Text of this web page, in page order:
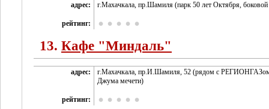
адрес: г.Махачкала, пр.Шамиля (парк 50 лет Октября,
рейтинг:
13. Кафе "Миндаль"
адрес:
г.Махачкала, пр.И.Шамиля, 52 (рядом с
Джума мечети)
рейтинг: